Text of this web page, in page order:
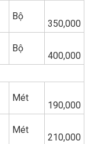
Bộ
350,000
Bộ
400,000
Mét
190,000
Mét
210,000